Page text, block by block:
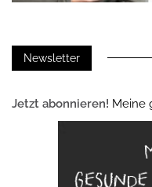
Newsletter
Jetzt abonnieren! Meine